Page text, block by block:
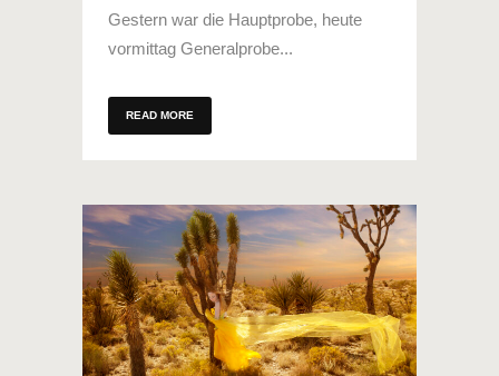
Gestern war die Hauptprobe, heute
vormittag Generalprobe...
READ MORE